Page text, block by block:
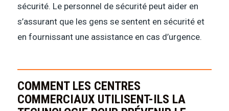
sécurité. Le personnel de sécurité peut aider en
s’assurant que les gens se sentent en sécurité et
en fournissant une assistance en cas d’urgence.
COMMENT LES CENTRES
COMMERCIAUX UTILISENT-ILS LA